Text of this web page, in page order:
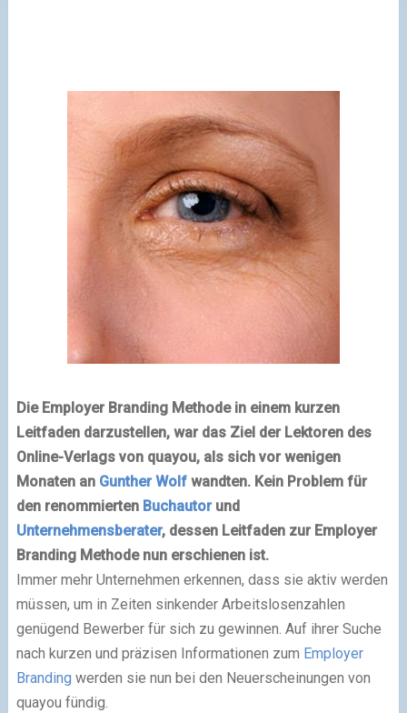
Die Employer Branding Methode in einem kurzen
Leitfaden darzustellen, war das Ziel der Lektoren des
Online-Verlags von quayou, als sich vor wenigen
Monaten an Gunther Wolfwandten. Kein Problem für
den renommierten Buchautorund
Unternehmensberater, dessen Leitfaden zur Employer
Branding Methode nun erschienen ist.
Immer mehr Unternehmen erkennen, dass sie aktiv werden
müssen, um in Zeiten sinkender Arbeitslosenzahlen
genügend Bewerber für sich zu gewinnen. Auf ihrer Suche
nach kurzen und präzisen Informationen zum Employer
Branding werden sie nun bei den Neuerscheinungen von
quayou fündig.